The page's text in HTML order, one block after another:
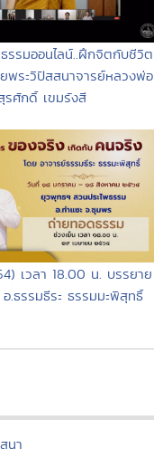
รรมออนไลน์..ฝึกจิตกับชีวิต
พระวิปัสสนาจารย์หลวงพ่อ
รศักดิ์ เขมรังสี
เวลา 18.00 น. บรรยาย
.ธรรมธีระ ธรรมมะพิสุทธิ์
นา